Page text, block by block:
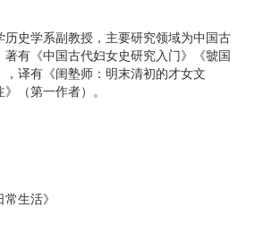
史学系副教授，主要研究领域为中国古
有《中国古代妇女史研究入门》《虢国
译有《闺塾师：明末清初的才女文
（第一作者）。
生活》